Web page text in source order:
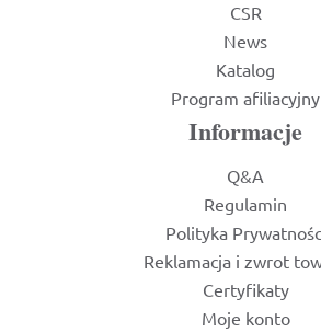
CSR
News
Katalog
Program afiliacyjny
Informacje
Q&A
Regulamin
Polityka
Reklamacja i zwrot
Certyfikaty
Moje konto